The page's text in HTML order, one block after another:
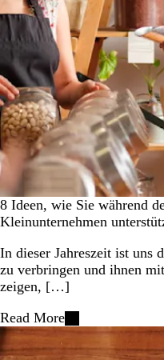
8 Ideen, wie Sie während
Kleinunternehmen
In dieser Jahreszeit ist uns
zu verbringen und ihnen
zeigen, […]
Read More